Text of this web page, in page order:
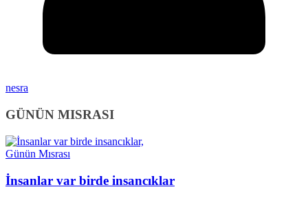
nesra
GÜNÜN MISRASI
Günün Mısrası
İnsanlar var birde insancıklar